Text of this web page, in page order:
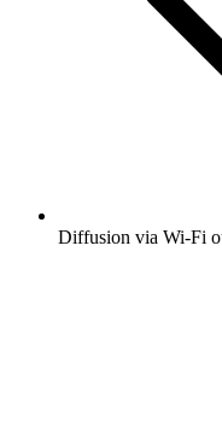
Diffusion via Wi-Fi